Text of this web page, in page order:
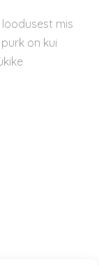
mis
on kui